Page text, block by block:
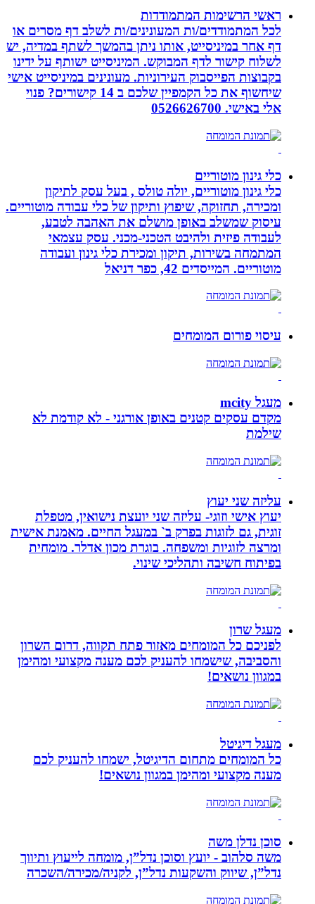
ראשי הרשימות המתמודדות
לכל המתמודדים/ות המעונינים/ות לשלב דף מסרים או
דף אחר במיניסייט, אותו ניתן בהמשך לשתף במדיה, יש
לשלוח קישור לדף המבוקש. המיניסייט ישותף על ידינו
בקבוצות הפייסבוק העירוניות. מעונינים במיניסייט אישי
שיחשוף את כל הקמפיין שלכם ב 14 קישורים? פנוי
אלי באישי. 0526626700
כלי גינון מוטוריים
כלי גינון מוטוריים, יולה טולס , בעל עסק לתיקון
ומכירה, תחזוקה, שיפוץ ותיקון של כלי עבודה מוטוריים.
עיסוק שמשלב באופן מושלם את האהבה לטבע,
לעבודה פיזית ולהיבט הטכני-מכני. עסק עצמאי
המתמחה בשירות, תיקון ומכירת כלי גינון ועבודה
מוטוריים. המייסדים 42, כפר דניאל
עיסוי פורום המומחים
מעגל mcity
מקדם עסקים קטנים באופן אורגני - לא קודמת לא
שילמת
עליזה שני יעוץ
יעוץ אישי וזוגי- עליזה שני יועצת נישואין, מטפלת
זוגית, גם לזוגות בפרק ב` במעגל החיים. מאמנת אישית
ומרצה לזוגיות ומשפחה. בוגרת מכון אדלר. מומחית
בפיתוח חשיבה ותהליכי שינוי.
מעגל שרון
לפניכם כל המומחים מאזור פתח תקווה, דרום השרון
והסביבה, שישמחו להעניק לכם מענה מקצועי ומהימן
במגוון נושאים!
מעגל דיגיטל
כל המומחים מתחום הדיגיטל, ישמחו להעניק לכם
מענה מקצועי ומהימן במגוון נושאים!
סוכן נדלן משה
משה סלהוב - יועץ וסוכן נדל”ן, מומחה לייעוץ ותיווך
נדל”ן, שיווק והשקעות נדל”ן, לקניה/מכירה/השכרה